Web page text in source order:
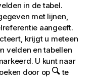
in de tabel.
met lijnen,
aangeeft.
krijgt u meteen
velden en tabellen
U kunt naar
door op
te